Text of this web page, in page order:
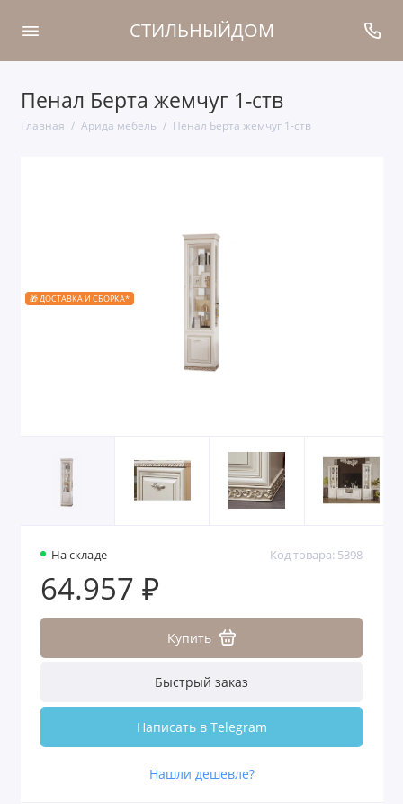
СТИЛЬНЫЙДОМ
Пенал Берта жемчуг 1-ств
Главная Арида мебель Пенал Берта жемчуг 1-ств
🎁 ДОСТАВКА И СБОРКА*
На складе Код товара: 5398
64.957 ₽
Купить
Быстрый заказ
Написать в Telegram
Нашли дешевле?